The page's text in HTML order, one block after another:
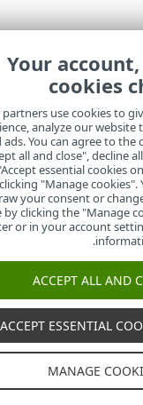
منتدى ESET Portal
Your
cookies
use cookies to
analyze our website
ads. You can agree to
all and close", decline
essential cookies
"Manage cookies".
your consent or
by clicking the "Manage
or in your account
.
ACCEPT ALL AND
ACCEPT ESSENTIAL
MANAGE